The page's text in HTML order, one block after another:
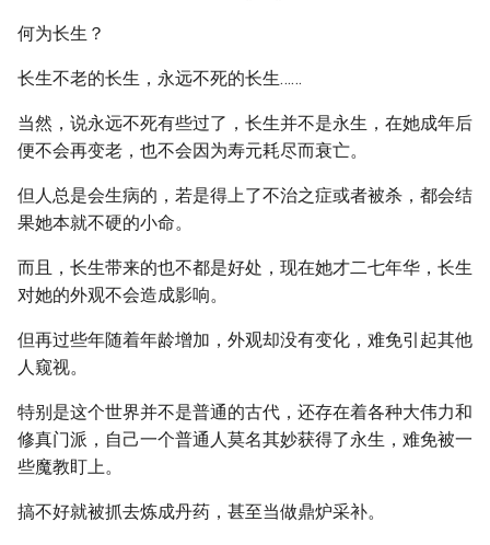
何为长生？
长生不老的长生，永远不死的长生……
当然，说永远不死有些过了，长生并不是永生，在她成年后
便不会再变老，也不会因为寿元耗尽而衰亡。
但人总是会生病的，若是得上了不治之症或者被杀，都会结
果她本就不硬的小命。
而且，长生带来的也不都是好处，现在她才二七年华，长生
对她的外观不会造成影响。
但再过些年随着年龄增加，外观却没有变化，难免引起其他
人窥视。
特别是这个世界并不是普通的古代，还存在着各种大伟力和
修真门派，自己一个普通人莫名其妙获得了永生，难免被一
些魔教盯上。
搞不好就被抓去炼成丹药，甚至当做鼎炉采补。